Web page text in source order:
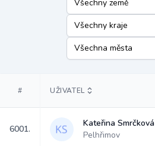
# UŽIVATEL
6001.
Kateřina Smrčková
Pelhřimov